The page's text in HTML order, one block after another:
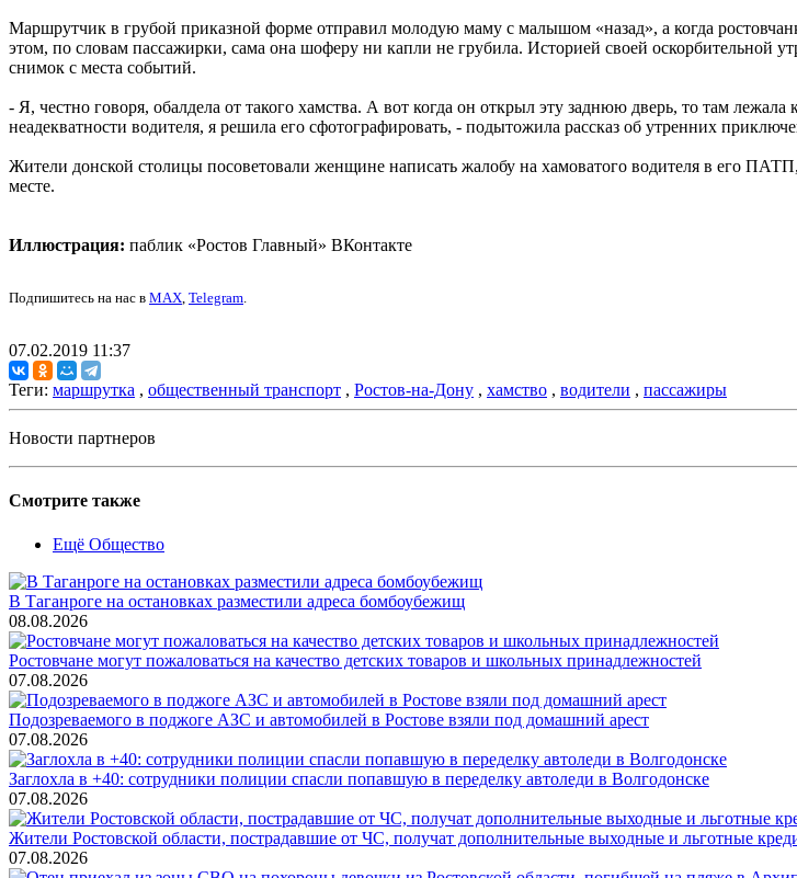
Маршрутчик в грубой приказной форме отправил молодую маму с малышом «назад», а когда
этом, по словам пассажирки, сама она шоферу ни капли не грубила. Историей своей оскорбительной
снимок с места событий.
- Я, честно говоря, обалдела от такого хамства. А вот когда он открыл эту заднюю дверь, то там
неадекватности водителя, я решила его сфотографировать, - подытожила рассказ об утренних
Жители донской столицы посоветовали женщине написать жалобу на хамоватого водителя в его
месте.
Иллюстрация: паблик «Ростов Главный» ВКонтакте
Подпишитесь на нас в MAX, Telegram.
07.02.2019 11:37
Теги: маршрутка , общественный транспорт , Ростов-на-Дону , хамство , водители , пассажиры
Новости партнеров
Смотрите также
Ещё Общество
В Таганроге на остановках разместили адреса бомбоубежищ
08.08.2026
Ростовчане могут пожаловаться на качество детских товаров и школьных принадлежностей
07.08.2026
Подозреваемого в поджоге АЗС и автомобилей в Ростове взяли под домашний арест
07.08.2026
Заглохла в +40: сотрудники полиции спасли попавшую в переделку автоледи в Волгодонске
07.08.2026
Жители Ростовской области, пострадавшие от ЧС, получат дополнительные выходные и льготные
07.08.2026